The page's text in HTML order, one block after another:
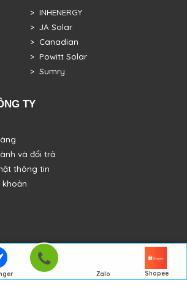
Zalo Shopee
> INHENERGY
> JA Solar
> Canadian
> Powitt Solar
> Sumry
TY
và đổi trả
thông tin